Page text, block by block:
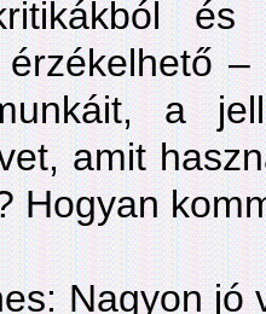
a
amit
Hogyan
Nagyon jó